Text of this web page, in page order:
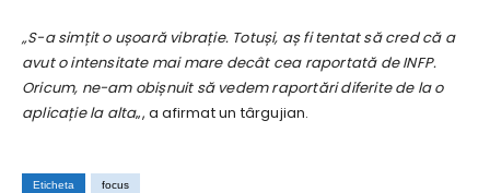
„S-a simțit o ușoară vibrație. Totuși, aș fi tentat să cred că a
avut o intensitate mai mare decât cea raportată de INFP.
Oricum, ne-am obișnuit să vedem raportări diferite de la o
aplicație la alta„, a afirmat un târgujian.
Eticheta focus